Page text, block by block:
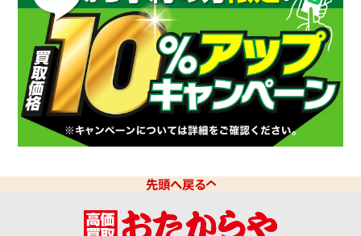
イマー オートマティック
格
日時点の参考買取価格です
IWC アクアタイマー クロノグ
参考買取価格
※2026年3月27日時点の参考
先頭へ戻る